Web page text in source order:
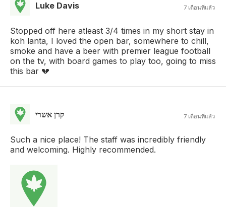
Luke Davis 7 เดือนที่แล้ว
Stopped off here atleast 3/4 times in my short stay in
koh lanta, I loved the open bar, somewhere to chill,
smoke and have a beer with premier league football
on the tv, with board games to play too, going to miss
this bar 💔
קרן אשרי 7 เดือนที่แล้ว
Such a nice place! The staff was incredibly friendly
and welcoming. Highly recommended.